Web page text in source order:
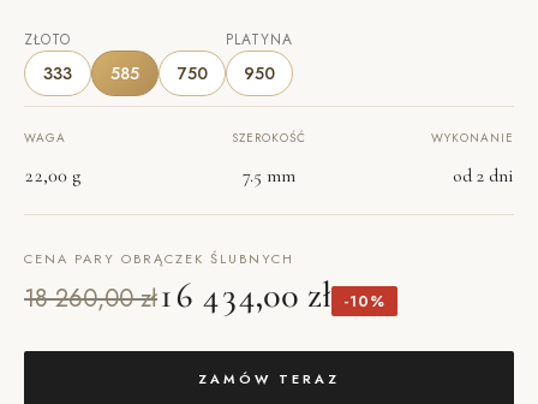
ZŁOTO
333 585 750
PLATYNA
950
WAGA
22,00 g
SZEROKOŚĆ
7.5 mm
WYKONANIE
od 2 dni
CENA PARY OBRĄCZEK ŚLUBNYCH
18 260,00 zł16 434,00 zł -10%
ZAMÓW TERAZ